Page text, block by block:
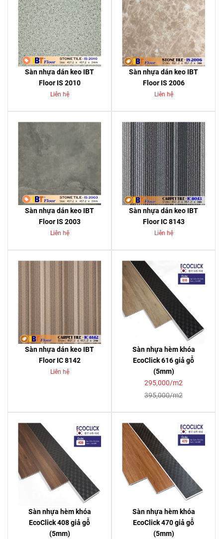
Sàn nhựa dán keo IBT
Floor IS 2010
Liên hệ
Sàn nhựa dán keo IBT
Floor IS 2006
Liên hệ
Sàn nhựa dán keo IBT
Floor IS 2003
Liên hệ
Sàn nhựa dán keo IBT
Floor IC 8143
Liên hệ
Sàn nhựa dán keo IBT
Floor IC 8142
Liên hệ
Sàn nhựa hèm khóa
EcoClick 616 giả gỗ
(5mm)
295,000/m2
395,000/m2
Sàn nhựa hèm khóa
EcoClick 408 giả gỗ
(5mm)
Sàn nhựa hèm khóa
EcoClick 470 giả gỗ
(5mm)